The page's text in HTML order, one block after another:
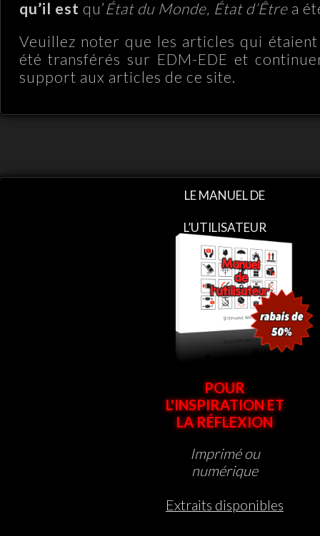
qu’il est qu’État du Monde, État d’Êtrea
Veuillez noter que les articles qui
été transférés sur EDM-EDE et
support aux articles de ce site.
LE MANUEL DE
L’UTILISATEUR
POUR
L'INSPIRATION ET
LA RÉFLEXION
Imprimé ou
numérique
Extraits disponibles